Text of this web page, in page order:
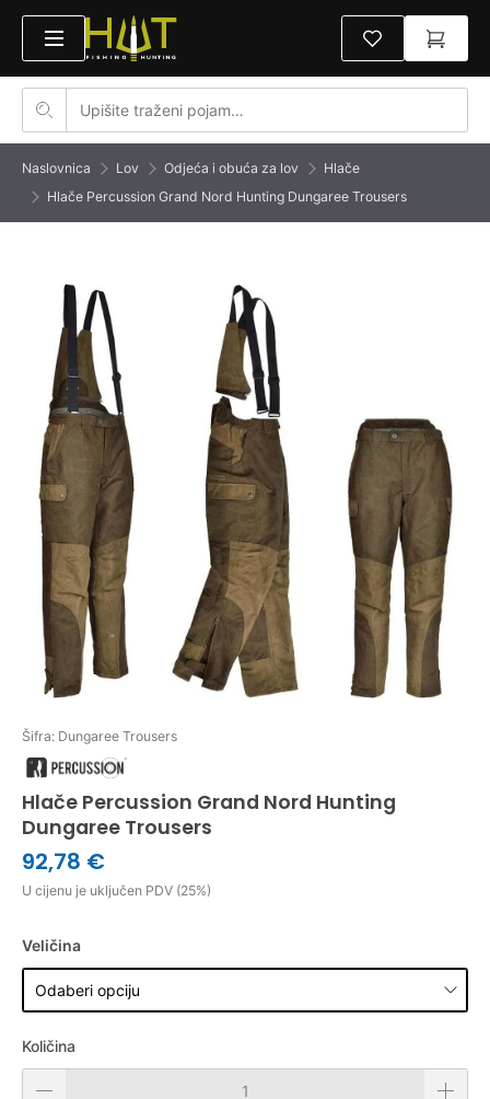
Naslovnica Lov Odjeća i obuća za lov
Hlače
Hlače Percussion Grand Nord Hunting Dungaree Trousers
Šifra: Dungaree Trousers
Hlače Percussion Grand Nord Hunting
Dungaree Trousers
92,78 €
U cijenu je uključen PDV (25%)
Veličina
Količina